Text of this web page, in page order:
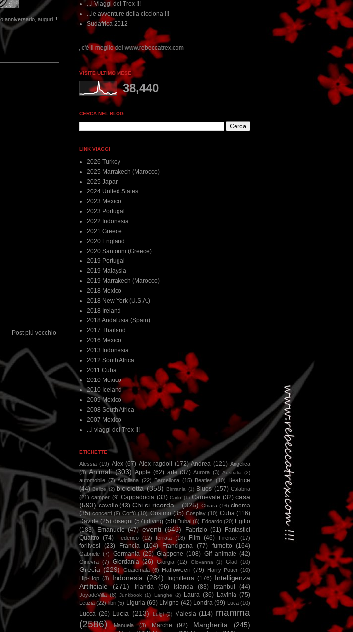
anniversario, auguri !!!
Post più vecchio
...i Viaggi del Trex !!!
...le avventure della cicciona !!!
Sudafrica 2012
c'è il meglio del www.rebeccatrex.com
VISITE ULTIMO MESE
38,440
CERCA NEL BLOG
LINK VIAGGI
2026 Turkey
2025 Marrakech (Marocco)
2025 Japan
2024 United States
2023 Mexico
2023 Portugal
2022 Indonesia
2021 Greece
2020 England
2020 Santorini (Greece)
2019 Portugal
2019 Malaysia
2019 Marrakech (Marocco)
2018 Mexico
2018 New York (U.S.A.)
2018 Ireland
2018 Andalusia (Spain)
2017 Thailand
2016 Mexico
2013 Indonesia
2012 South Africa
2011 Cuba
2010 Mexico
2010 Iceland
2009 Mexico
2008 South Africa
2007 Mexico
...i viaggi del Trex !!!
ETICHETTE
Alessia (19) Alex (67) Alex ragdoll (172) Andrea (121) Angelica
(3) Animali (303) Apple (62) arte (37) Aurora (3) Australia (2)
automobile (7) Avigliana (22) Barcellona (15) Beatles (10)
Beatrice
(44) Belize (2) bicicletta (358) Birmania (1) Blues (157) Calabria
(21) camper (9) Cappadocia (33) Carlo (1) Carnevale (32) casa
(593) cavallo (43) Chi si ricorda... (325) Chiara (16) cinema
(35) concerti (9) Corfù (10) Cosimo (35) Cosplay (10) Cuba (116)
Davide (25) disegni (57) diving (50) Dubai (6) Edoardo (20) Egitto
(183)
Emanuele (47) eventi (646) Fabrizio (51)
Fantastici
Quattro (74) Federico (12) ferrata (18) Film (46) Firenze (17)
forlivesi (23) Francia (104) Francigena (77) fumetto (164)
Gabriele (7) Germania (25) Giappone (108) Gif animate (42)
Ginevra (7) Giordania (26) Giorgia (12) Giovanna (1) Glad (10)
Grecia (229) Guatemala (6) Halloween (79) Harry Potter (10)
Hip-Hop (3) Indonesia (284) Inghilterra (176) Intelligenza
Artificiale
(271) Irlanda (96) Islanda (83) Istanbul (44)
JoyadeVilla (8) Junkbook (1) Langhe (2) Laura (36) Lavinia (75)
Letizia (22) libri (5) Liguria (69) Livigno (42) Londra (99) Luca (10)
Lucca (26) Lucia (213) Luigi (2) Malesia (114) mamma
(2586)
Manuela (3) Marche (92) Margherita (245)